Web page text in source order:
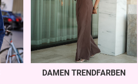
DAMEN TRENDFARBEN